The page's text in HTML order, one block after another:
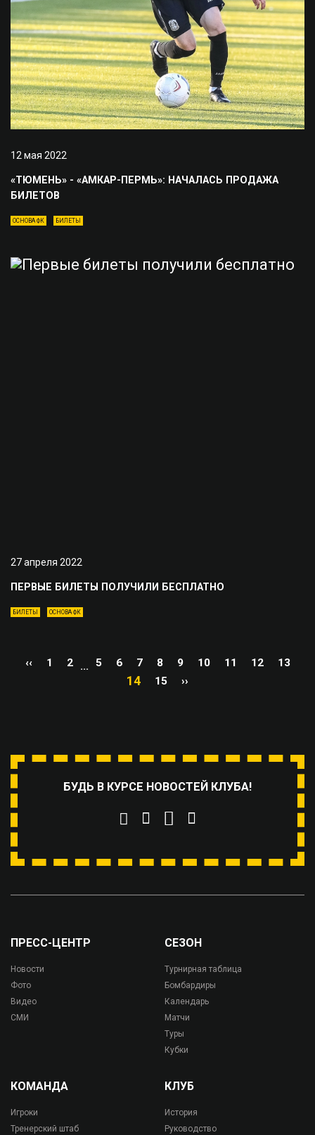
12 мая 2022
«ТЮМЕНЬ» - «АМКАР-ПЕРМЬ»: НАЧАЛАСЬ ПРОДАЖА
БИЛЕТОВ
ОСНОВА ФК БИЛЕТЫ
27 апреля 2022
ПЕРВЫЕ БИЛЕТЫ ПОЛУЧИЛИ БЕСПЛАТНО
БИЛЕТЫ ОСНОВА ФК
‹‹ 1 2 ... 5 6 7 8 9 10 11 12 13
14 15 ››
БУДЬ В КУРСЕ НОВОСТЕЙ КЛУБА!
ПРЕСС-ЦЕНТР
Новости
Фото
Видео
СМИ
СЕЗОН
Турнирная таблица
Бомбардиры
Календарь
Матчи
Туры
Кубки
КОМАНДА
Игроки
Тренерский штаб
КЛУБ
История
Руководство